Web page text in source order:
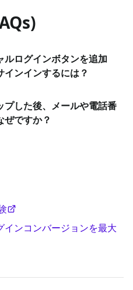
ルログインボタンを追加
インインするには？
プした後、メールや電話番
ぜですか？
ンコンバージョンを最大